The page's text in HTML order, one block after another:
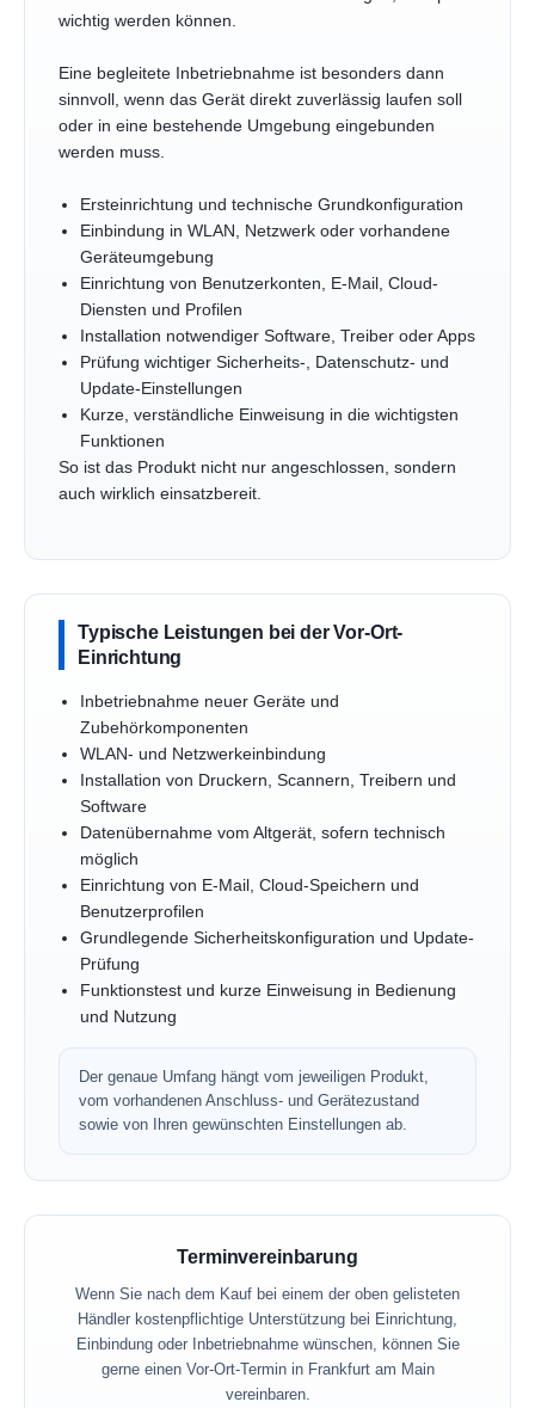
wichtig werden können.
Eine begleitete Inbetriebnahme ist besonders dann
sinnvoll, wenn das Gerät direkt zuverlässig laufen soll
oder in eine bestehende Umgebung eingebunden
werden muss.
Ersteinrichtung und technische Grundkonfiguration
Einbindung in WLAN, Netzwerk oder vorhandene
Geräteumgebung
Einrichtung von Benutzerkonten, E-Mail, Cloud-
Diensten und Profilen
Installation notwendiger Software, Treiber oder Apps
Prüfung wichtiger Sicherheits-, Datenschutz- und
Update-Einstellungen
Kurze, verständliche Einweisung in die wichtigsten
Funktionen
So ist das Produkt nicht nur angeschlossen, sondern
auch wirklich einsatzbereit.
Typische Leistungen bei der Vor-Ort-
Einrichtung
Inbetriebnahme neuer Geräte und
Zubehörkomponenten
WLAN- und Netzwerkeinbindung
Installation von Druckern, Scannern, Treibern und
Software
Datenübernahme vom Altgerät, sofern technisch
möglich
Einrichtung von E-Mail, Cloud-Speichern und
Benutzerprofilen
Grundlegende Sicherheitskonfiguration und Update-
Prüfung
Funktionstest und kurze Einweisung in Bedienung
und Nutzung
Der genaue Umfang hängt vom jeweiligen Produkt,
vom vorhandenen Anschluss- und Gerätezustand
sowie von Ihren gewünschten Einstellungen ab.
Terminvereinbarung
Wenn Sie nach dem Kauf bei einem der oben gelisteten
Händler kostenpflichtige Unterstützung bei Einrichtung,
Einbindung oder Inbetriebnahme wünschen, können Sie
gerne einen Vor-Ort-Termin in Frankfurt am Main
vereinbaren.